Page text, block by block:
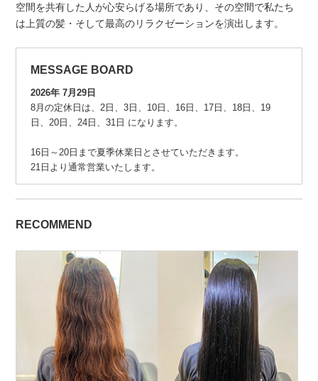
空間を共有した人が心安らげる場所であり、その空間で私たち
は上質の髪・そして最高のリラクゼーションを演出します。
MESSAGE BOARD
2026年 7月29日
8月の定休日は、2日、3日、10日、16日、17日、18日、19
日、20日、24日、31日 になります。
16日～20日まで夏季休業日とさせていただきます。
21日より通常営業いたします。
RECOMMEND